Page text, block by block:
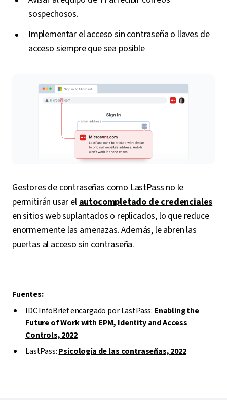
sospechosos.
Implementar el acceso sin contraseña o llaves de
acceso siempre que sea posible
Gestores de contraseñas como LastPass no le
permitirán usar elautocompletado de credenciales
en sitios web suplantados o replicados, lo que reduce
enormemente las amenazas. Además, le abren las
puertas al acceso sin contraseña.
Fuentes:
IDC InfoBrief encargado por LastPass: Enabling the
Future of Work with EPM, Identity and Access
Controls, 2022
LastPass:Psicología de las contraseñas, 2022